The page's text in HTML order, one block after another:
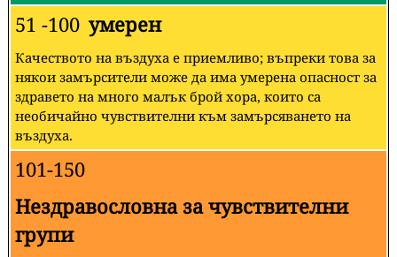
51 -100 умерен
Качеството на въздуха е приемливо; въпреки това за
някои замърсители може да има умерена опасност за
здравето на много малък брой хора, които са
необичайно чувствителни към замърсяването на
въздуха.
101-150
Нездравословна за чувствителни
групи